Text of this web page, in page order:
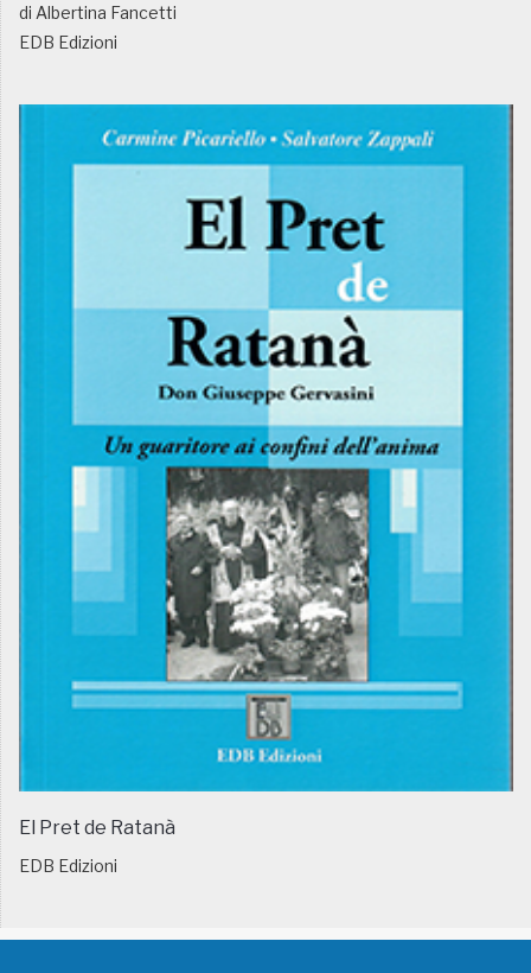
di Albertina Fancetti
EDB Edizioni
El Pret de Ratanà
EDB Edizioni